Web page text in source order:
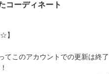
コーディネート
】
てこのアカウントでの更新は終